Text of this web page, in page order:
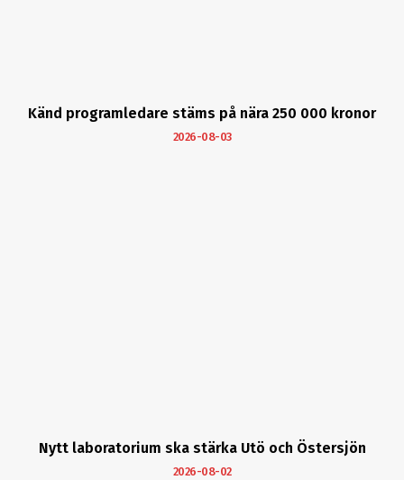
Känd programledare stäms på nära 250 000 kronor
2026-08-03
Nytt laboratorium ska stärka Utö och Östersjön
2026-08-02